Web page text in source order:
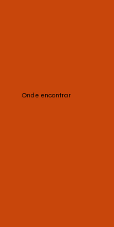
Onde encontrar